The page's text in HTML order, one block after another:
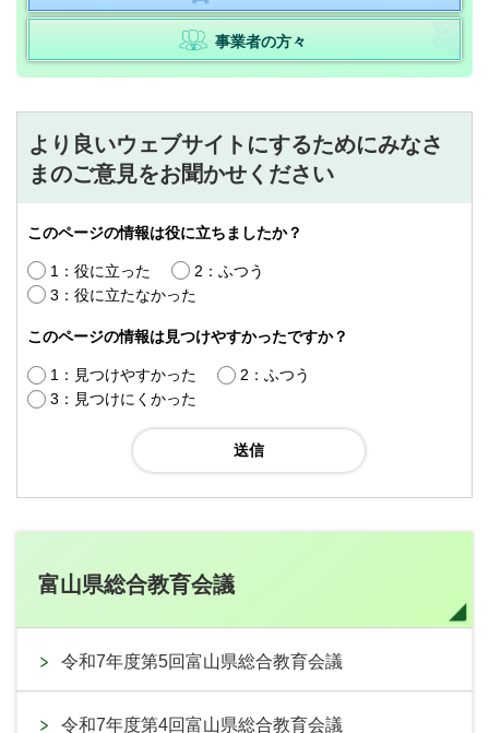
事業者の方々
より良いウェブサイトにするためにみなさ
まのご意見をお聞かせください
このページの情報は役に立ちましたか？
1：役に立った
2：ふつう
3：役に立たなかった
このページの情報は見つけやすかったですか？
1：見つけやすかった
2：ふつう
3：見つけにくかった
富山県総合教育会議
令和7年度第5回富山県総合教育会議
令和7年度第4回富山県総合教育会議